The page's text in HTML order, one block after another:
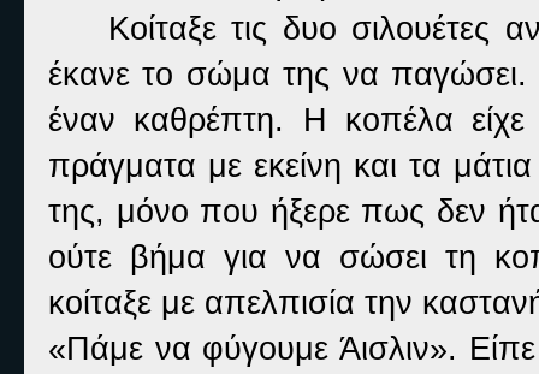
Κοίταξε τις δυο σιλουέτες
έκανε το σώμα της να
έναν καθρέπτη. Η κοπέλα είχε
πράγματα με εκείνη και τα
της, μόνο που ήξερε πως δεν
ούτε βήμα για να σώσει τη
κοίταξε με απελπισία την
«Πάμε να φύγουμε Άισλιν».